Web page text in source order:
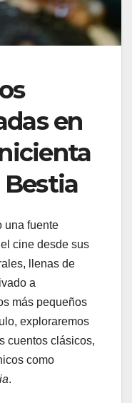
en
Bestia
una fuente
cine desde sus
llenas de
a
más pequeños
exploraremos
cuentos clásicos,
como
.